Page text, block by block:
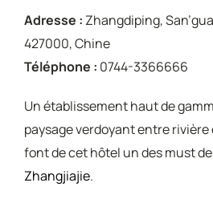
Adresse : Zhangdiping,
427000, Chine
Téléphone : 0744-3366666
Un établissement haut de
paysage verdoyant entre
font de cet hôtel un des must de
Zhangjiajie.